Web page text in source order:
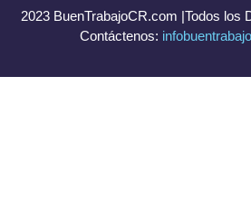
2023 BuenTrabajoCR.com |Todos los
Contáctenos: